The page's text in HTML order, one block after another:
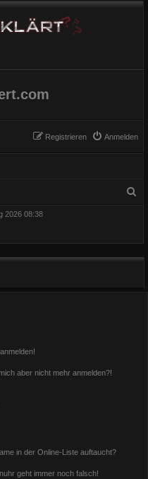
Anmelden
Registrieren
e
2026 08:38
aber nicht mehr anmelden?!
in der Online-Liste auftaucht?
geht immer noch falsch!